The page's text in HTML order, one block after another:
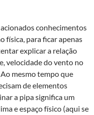
conhecimentos
física, para ficar apenas
explicar a relação
velocidade do vento no
mesmo tempo que
de elementos
a pipa significa um
e espaço físico (aqui se